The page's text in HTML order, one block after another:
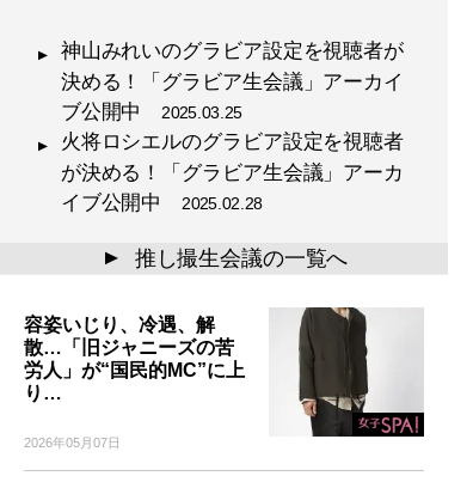
神山みれいのグラビア設定を視聴者が
決める！「グラビア生会議」アーカイ
ブ公開中
2025.03.25
火将ロシエルのグラビア設定を視聴者
が決める！「グラビア生会議」アーカ
イブ公開中
2025.02.28
▲ 推し撮生会議の一覧へ
容姿いじり、冷遇、解
散…「旧ジャニーズの苦
労人」が“国民的MC”に上
り…
2026年05月07日